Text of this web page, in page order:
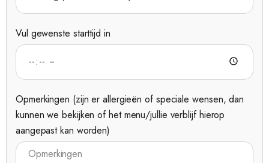
Vul gewenste starttijd in
Opmerkingen (zijn er allergieën of speciale wensen, dan
kunnen we bekijken of het menu/jullie verblijf hierop
aangepast kan worden)